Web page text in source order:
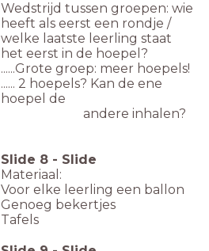
Wedstrijd tussen groepen: wie
heeft als eerst een rondje /
welke laatste leerling staat
het eerst in de hoepel?
......Grote groep: meer hoepels!
...... 2 hoepels? Kan de ene
hoepel de
andere inhalen?
Slide 8 - Slide
Materiaal:
Voor elke leerling een ballon
Genoeg bekertjes
Tafels